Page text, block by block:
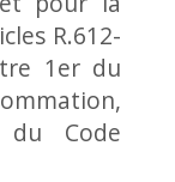
R.612-
1er du
du Code